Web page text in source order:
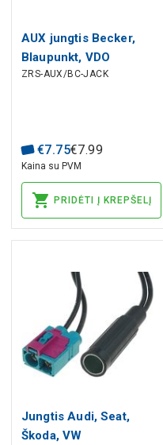
AUX jungtis Becker,
Blaupunkt, VDO
ZRS-AUX/BC-JACK
€7.75€7.99
Kaina su PVM
PRIDĖTI Į KREPŠELĮ
Jungtis Audi, Seat,
Škoda, VW